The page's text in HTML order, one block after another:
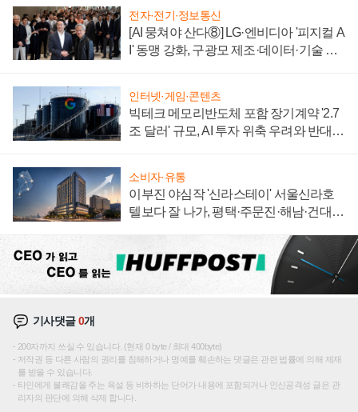
전자·전기·정보통신
[AI 뭉쳐야 산다⑧] LG·엔비디아 '피지컬 A
I' 동맹 강화, 구광모 제조·데이터·기술 결
인터넷·게임·콘텐츠
빅테크 메모리반도체 포함 장기계약 '2.7
조 달러' 규모, AI 투자 위축 우려와 반대
소비자·유통
이부진 야심작 '신라스테이' 서울신라호
텔보다 잘 나가, 평택·주문진·해남·건대로
기사댓글0개
200자까지 쓰실 수 있습니다. (현재 0 byte / 최대 400byte)
저작권 등 다른 사람의 권리를 침해하거나 명예를 훼손하는 댓글은 관련 법률에 의해 제재
를 받을 수 있습니다.
타인에게 불쾌감을 주는 욕설 등 비하하는 단어가 내용에 포함되거나 인신공격성 글은 관
리자의 판단에 의해 삭제 합니다.